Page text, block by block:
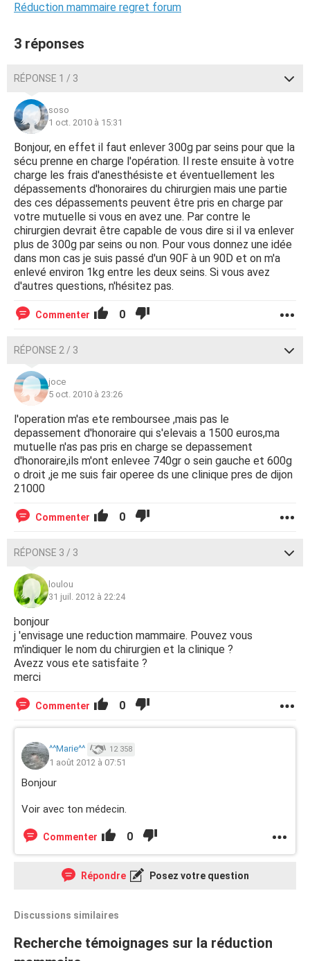
Réduction mammaire regret forum
3 réponses
RÉPONSE 1 / 3
soso
1 oct. 2010 à 15:31
Bonjour, en effet il faut enlever 300g par seins pour que la
sécu prenne en charge l'opération. Il reste ensuite à votre
charge les frais d'anesthésiste et éventuellement les
dépassements d'honoraires du chirurgien mais une partie
des ces dépassements peuvent être pris en charge par
votre mutuelle si vous en avez une. Par contre le
chirurgien devrait être capable de vous dire si il va enlever
plus de 300g par seins ou non. Pour vous donnez une idée
dans mon cas je suis passé d'un 90F à un 90D et on m'a
enlevé environ 1kg entre les deux seins. Si vous avez
d'autres questions, n'hésitez pas.
Commenter 0
RÉPONSE 2 / 3
joce
5 oct. 2010 à 23:26
l'operation m'as ete remboursee ,mais pas le
depassement d'honoraire qui s'elevais a 1500 euros,ma
mutuelle n'as pas pris en charge se depassement
d'honoraire,ils m'ont enlevee 740gr o sein gauche et 600g
o droit ,je me suis fair operee ds une clinique pres de dijon
21000
Commenter 0
RÉPONSE 3 / 3
loulou
31 juil. 2012 à 22:24
bonjour
j 'envisage une reduction mammaire. Pouvez vous
m'indiquer le nom du chirurgien et la clinique ?
Avezz vous ete satisfaite ?
merci
Commenter 0
^^Marie^^ 12 358
1 août 2012 à 07:51
Bonjour
Voir avec ton médecin.
Commenter 0
Répondre Posez votre question
Discussions similaires
Recherche témoignages sur la réduction